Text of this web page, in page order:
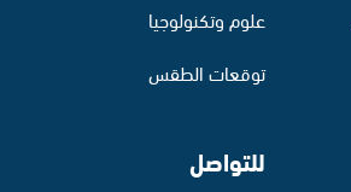
علوم وتكنولوجيا
توقعات الطقس
للتواصل